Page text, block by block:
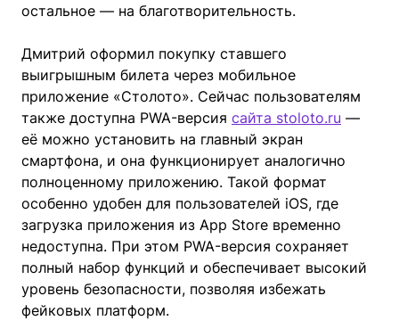
остальное — на благотворительность.
Дмитрий оформил покупку ставшего
выигрышным билета через мобильное
приложение «Столото». Сейчас пользователям
также доступна PWA-версия сайта stoloto.ru —
её можно установить на главный экран
смартфона, и она функционирует аналогично
полноценному приложению. Такой формат
особенно удобен для пользователей iOS, где
загрузка приложения из App Store временно
недоступна. При этом PWA-версия сохраняет
полный набор функций и обеспечивает высокий
уровень безопасности, позволяя избежать
фейковых платформ.